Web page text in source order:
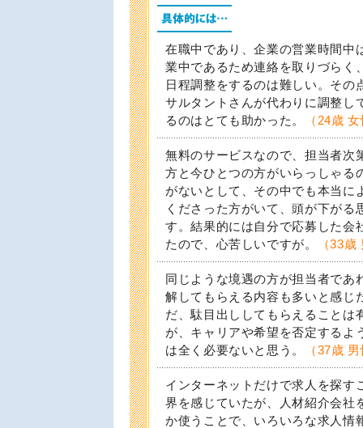
在職中であり、企業の営業時間中
業中であるため連絡を取りづらく
日程調整をするのは難しい。その
サルタントさんが代わりに調整し
るのはとても助かった。
（24歳
無料のサービスなので、担当者次
方と今ひとつの方がいらっしゃる
がないとして、その中でも本当に
くださった方がいて、頭が下がる
す。結果的には自分で応募した会
たので、心苦しいですが。
（33
同じような境遇の方が担当者であ
解してもらえる内容も多いと感じ
だ、駄目出ししてもらえることは
が、キャリアや希望を否定するよ
は全く必要ないと思う。
（37歳
インターネットだけで求人を探す
界を感じていたが、人材紹介会社
か使うことで、いろいろな求人情